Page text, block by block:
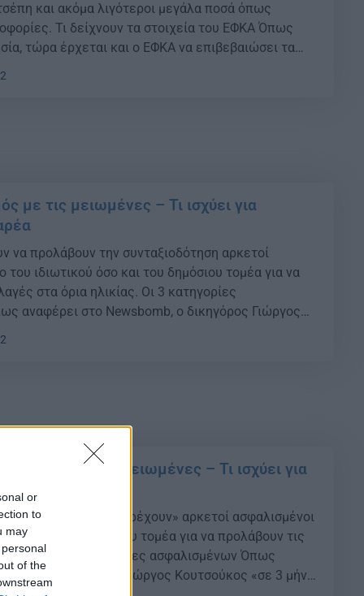
or
to
may
of the
και ακόμα λιγότεροι μεγάλα ποσά όπως
Τι δείχνουν τα στοιχεία του ΕΦΚΑ Όπως
τώρα έρχεται και ο ΕΦΚΑ να επιβεβαιώσει τα
Σύμφωνα με την πρόσφατη επεξεργασία των
100 παλαιούς δικαιούχους […]
με τις μειωμένες – Τι ισχύει για
να προλάβουν την συνταξιοδότηση αρκετοί
του ιδιωτικού όσο και του δημόσιου τομέα για να
στα όρια ηλικίας. Οι 3 κατηγορίες
αναφέρει στο Newsbomb, ο δικηγόρος Γιώργος
περίπου είναι γεγονός ότι ολοκληρώνεται η
σύγκλισης όλων των ειδικών ορίων ηλικίας
[…]
για τις μειωμένες – Τι ισχύει για
συνταξιοδότηση «τρέχουν» αρκετοί ασφαλισμένοι
όσο και του δημόσιου τομέα για να προλάβουν τις
Οι 3 κατηγορίες ασφαλισμένων Όπως
ο δικηγόρος Γιώργος Κουτσούκος «σε 3 μήνες